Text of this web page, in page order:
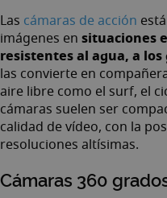
Las cámaras de acción
imágenes en situaciones
resistentes al agua, a los
las convierte en
aire libre como el surf, el
cámaras suelen ser
calidad de vídeo, con la
resoluciones altísimas.
Cámaras 360